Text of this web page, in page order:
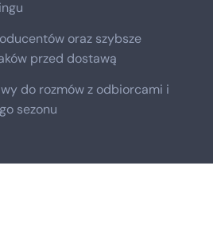
oraz szybsze
przed dostawą
do rozmów z odbiorcami i
sezonu